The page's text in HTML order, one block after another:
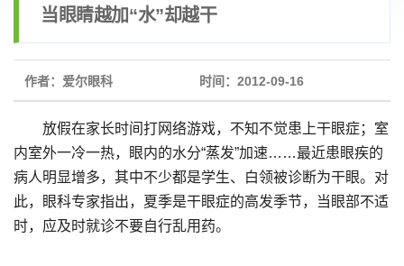
当眼睛越加“水”却越干
作者：爱尔眼科 时间：2012-09-16
放假在家长时间打网络游戏，不知不觉患上干眼症；室
内室外一冷一热，眼内的水分“蒸发”加速……最近患眼疾的
病人明显增多，其中不少都是学生、白领被诊断为干眼。对
此，眼科专家指出，夏季是干眼症的高发季节，当眼部不适
时，应及时就诊不要自行乱用药。